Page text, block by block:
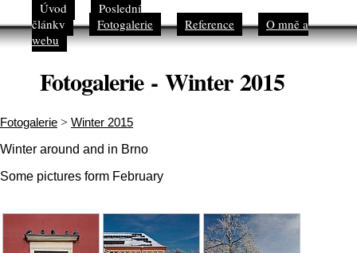
Úvod
Poslední
články
Fotogalerie Reference
O mně a
webu
Fotogalerie - Winter 2015
Fotogalerie > Winter 2015
Winter around and in Brno
Some pictures form February